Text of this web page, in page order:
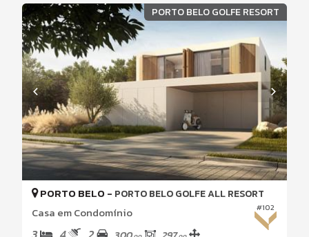
PORTO BELO GOLFE RESORT
#102
PORTO BELO - PORTO BELO GOLFE ALL RESORT
Casa em Condomínio